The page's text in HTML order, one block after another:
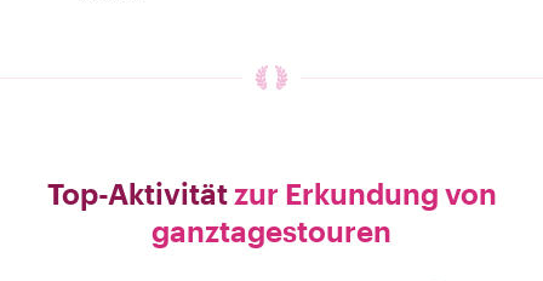
Top-Aktivität zur Erkundung von
ganztagestouren